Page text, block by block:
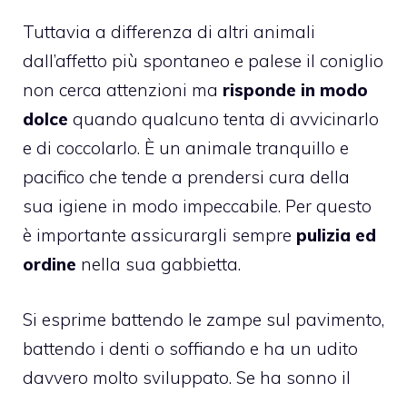
Tuttavia a differenza di altri animali
dall’affetto più spontaneo e palese il coniglio
non cerca attenzioni ma risponde in modo
dolce quando qualcuno tenta di avvicinarlo
e di coccolarlo. È un animale tranquillo e
pacifico che tende a prendersi cura della
sua igiene in modo impeccabile. Per questo
è importante assicurargli sempre pulizia ed
ordine nella sua gabbietta.
Si esprime battendo le zampe sul pavimento,
battendo i denti o soffiando e ha un udito
davvero molto sviluppato. Se ha sonno il